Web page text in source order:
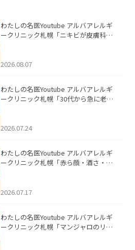
わたしの名医Youtube アルバアレルギ
ークリニック札幌「ニキビが皮膚科で
ました。
2026.08.07
わたしの名医Youtube アルバアレルギ
ークリニック札幌「30代から急に老け
た。
2026.07.24
わたしの名医Youtube アルバアレルギ
ークリニック札幌「赤ら顔・酒さ・ニ
した。
2026.07.17
わたしの名医Youtube アルバアレルギ
ークリニック札幌「マンジャロのリア